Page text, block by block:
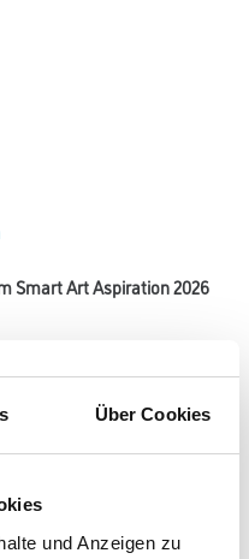
Über Cookies
und Anzeigen zu
Smart Art Aspiration 2026